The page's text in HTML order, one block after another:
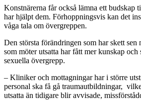
Konstnärerna får också lämna ett budskap
har hjälpt dem. Förhoppningsvis kan det
våga tala om övergreppen.
Den största förändringen som har skett sen
som möter utsatta har fått mer kunskap
sexuella övergrepp.
– Kliniker och mottagningar har i större
personal ska få gå traumautbildningar,
utsatta än tidigare blir avvisade,